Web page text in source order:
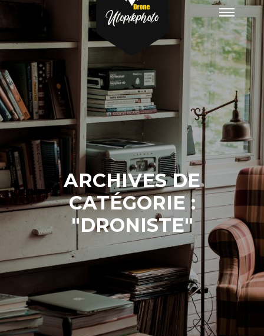
Menu
ARCHIVES DE
CATÉGORIE :
"DRONISTE"